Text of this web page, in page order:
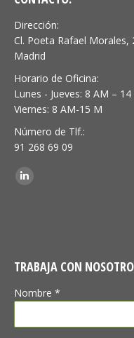
Dirección:
Cl. Poeta Rafael Morales,
Madrid
Horario de Oficina:
Lunes - Jueves: 8 AM –
Viernes: 8 AM-15 M
Número de Tlf.:
91 268 69 09
Encuéntranos en:
Linkedin
TRABAJA CON
Nombre *